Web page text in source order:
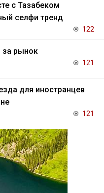
с Тазабеком
селфи тренд
122
за рынок
121
для иностранцев
121